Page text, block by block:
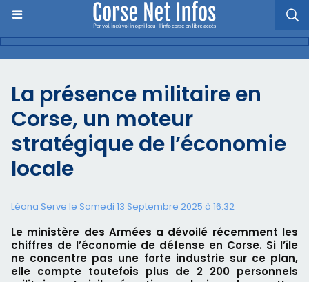
La présence militaire en
Corse, un moteur
stratégique de l’économie
locale
Léana Serve le Samedi 13 Septembre 2025 à 16:32
Le ministère des Armées a dévoilé récemment les
chiffres de l’économie de défense en Corse. Si l’île
ne concentre pas une forte industrie sur ce plan,
elle compte toutefois plus de 2 200 personnels